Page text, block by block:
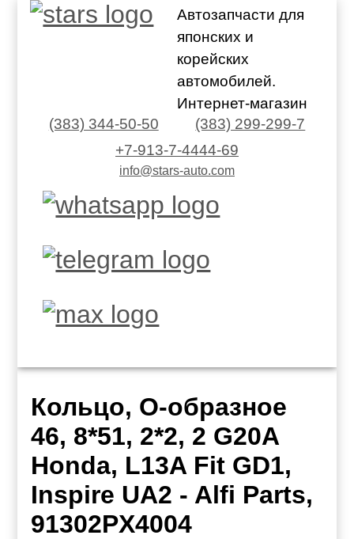
Автозапчасти для
японских и
корейских
автомобилей.
Интернет-магазин
(383) 344-50-50
(383) 299-299-7
+7-913-7-4444-69
info@stars-auto.com
Кольцо, О-образное
46, 8*51, 2*2, 2 G20A
Honda, L13A Fit GD1,
Inspire UA2 - Alfi Parts,
91302PX4004